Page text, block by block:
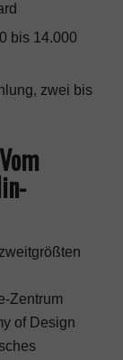
bis 14.000
zwei bis
Zentrum
of Design